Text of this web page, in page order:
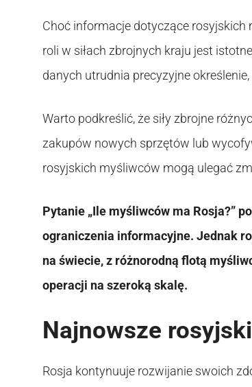
Choć informacje dotyczące rosyjskich
roli w siłach zbrojnych kraju jest
danych utrudnia precyzyjne
Warto podkreślić, że siły zbrojne
zakupów nowych sprzętów lub
rosyjskich myśliwców mogą ulegać
Pytanie „Ile myśliwców ma Rosja?”
ograniczenia informacyjne. Jednak
na świecie, z różnorodną flotą
operacji na szeroką skalę.
Najnowsze
Rosja kontynuuje rozwijanie swoich